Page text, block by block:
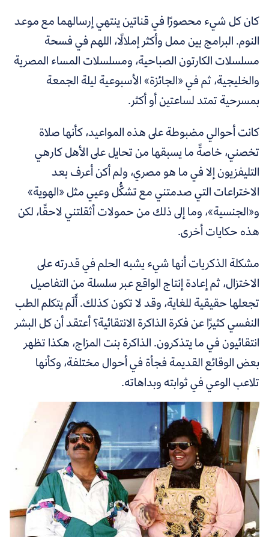
كان كل شيء محصورًا في قناتين ينتهي إرسالهما مع موعد
النوم. البرامج بين ممل وأكثر إملالًا، اللهم في فسحة
مسلسلات الكارتون الصباحية، ومسلسلات المساء المصرية
والخليجية، ثم في «الجائزة» الأسبوعية ليلة الجمعة
بمسرحية تمتد لساعتين أو أكثر.
كانت أحوالي مضبوطة على هذه المواعيد، كأنها صلاة
تخصني، خاصةً ما يسبقها من تحايل على الأهل كارهي
التليفزيون إلا في ما هو مصري، ولم أكن أعرف بعد
الاختراعات التي صدمتني مع تشكُّل وعيي مثل «الهوية»
و«الجنسية»، وما إلى ذلك من حمولات أثقلتني لاحقًا، لكن
هذه حكايات أخرى.
مشكلة الذكريات أنها شيء يشبه الحلم في قدرته على
الاختزال، ثم إعادة إنتاج الواقع عبر سلسلة من التفاصيل
تجعلها حقيقية للغاية، وقد لا تكون كذلك. أَلَم يتكلم الطب
النفسي كثيرًا عن فكرة الذاكرة الانتقائية؟ أعتقد أن كل البشر
انتقائيون في ما يتذكرون. الذاكرة بنت المزاج، هكذا تظهر
بعض الوقائع القديمة فجأة في أحوال مختلفة، وكأنها
تلاعب الوعي في ثوابته وبداهاته.